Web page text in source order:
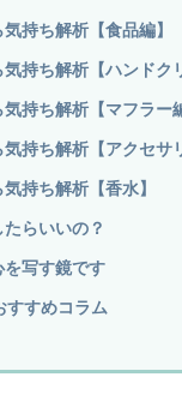
持ち解析【食品編】
持ち解析【ハンドク
持ち解析【マフラー
持ち解析【アクセサ
持ち解析【香水】
らいいの？
写す鏡です
すすめコラム